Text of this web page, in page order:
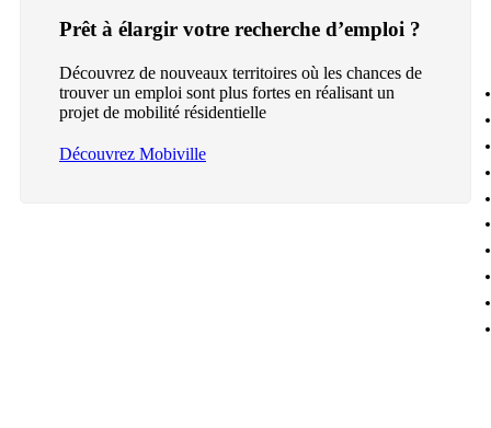
Prêt à élargir votre recherche d’emploi ?
Découvrez de nouveaux territoires où les chances de
trouver un emploi sont plus fortes en réalisant un
projet de mobilité résidentielle
Découvrez Mobiville